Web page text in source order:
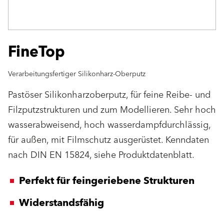
FineTop
Verarbeitungsfertiger Silikonharz-Oberputz
Pastöser Silikonharzoberputz, für feine Reibe- und
Filzputzstrukturen und zum Modellieren. Sehr hoch
wasserabweisend, hoch wasserdampfdurchlässig,
für außen, mit Filmschutz ausgerüstet. Kenndaten
nach DIN EN 15824, siehe Produktdatenblatt.
Perfekt für feingeriebene Strukturen
Widerstandsfähig